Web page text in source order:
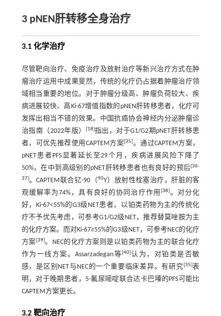
3 pNEN肝转移全身治疗
3.1 化学治疗
尽管靶向治疗、免疫治疗及放射治疗等新兴治疗方式在肿
瘤治疗运用中成果斐然，传统的化疗仍占据着肿瘤治疗领
域相当重要的地位。对于肿瘤分级高、肿瘤负荷较大、疾
病进展较快、高Ki-67增值指数的pNEN肝转移患者，化疗可
发挥出相当不错的效果。中国抗癌协会神经内分泌肿瘤诊
治指南（2022年版）
[18]指出，对于G1/G2期pNET肝转移患
者，可优先推荐使用CAPTEM方案[35]。通过CAPTEM方案，
pNET患者PFS显著延长至29个月，疾病进展风险下降了
50%，在中到高级别的pNET肝转移患者也有良好的预后[36-
37]。CAPTEM联合钇-90（90Y）放射性栓塞治疗，肝脏的客
观缓解率为74%，具有良好的协同治疗作用 [38]。对分化
好，Ki-67<55%的G3级NET患者，以铂类药物为主的传统化
疗不予优先考虑，可参考G1/G2级NET，推荐替莫唑胺为主
的化疗方案。而对Ki-67≥55%的G3级NET，可参考NEC的化疗
方案[39]。NEC的化疗方案则是以铂类药物为主的联合化疗
作为一线方案。Assarzadegan等[40]认为，对铂类是否敏
感，是区别NET与NEC的一个重要临床差异。有研究[35]表
明，对于晚期患者，5-氟尿嘧啶联合达卡巴嗪的PFS可能比
CAPTEM方案更长。
3.2 靶向治疗